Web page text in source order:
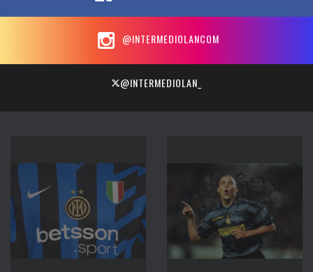
@INTERMEDIOLANCOM
@INTERMEDIOLAN_